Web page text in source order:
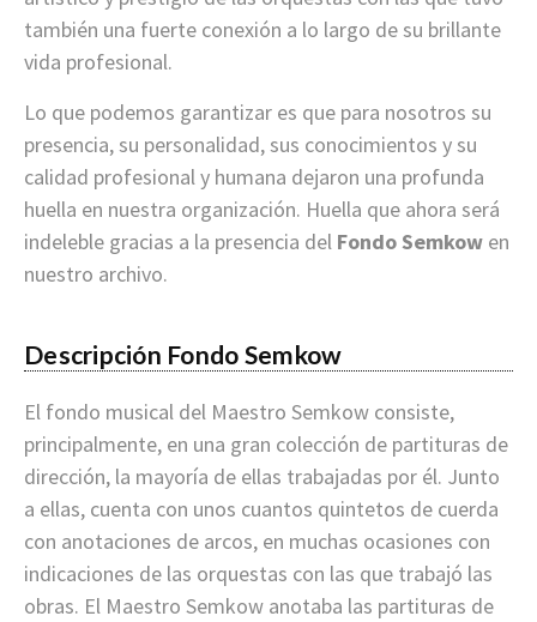
también una fuerte conexión a lo largo de su brillante
vida profesional.
Lo que podemos garantizar es que para nosotros su
presencia, su personalidad, sus conocimientos y su
calidad profesional y humana dejaron una profunda
huella en nuestra organización. Huella que ahora será
indeleble gracias a la presencia del Fondo Semkow en
nuestro archivo.
Descripción Fondo Semkow
El fondo musical del Maestro Semkow consiste,
principalmente, en una gran colección de partituras de
dirección, la mayoría de ellas trabajadas por él. Junto
a ellas, cuenta con unos cuantos quintetos de cuerda
con anotaciones de arcos, en muchas ocasiones con
indicaciones de las orquestas con las que trabajó las
obras. El Maestro Semkow anotaba las partituras de